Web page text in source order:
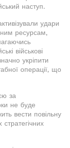
наступ.
удари
ресурсам,
військові
укріпити
операції, що
за
не буде
вести повільну